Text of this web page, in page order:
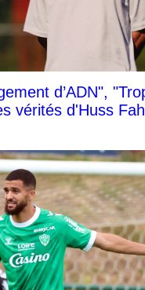
d’ADN",
vérités d'Huss